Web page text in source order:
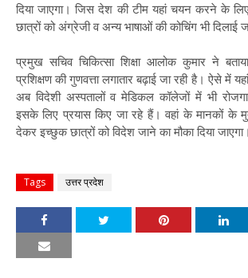
दिया जाएगा। जिस देश की टीम यहां चयन करने के
छात्रों को अंग्रेजी व अन्य भाषाओं की कोचिंग भी दिलाई
प्रमुख सचिव चिकित्सा शिक्षा आलोक कुमार ने
प्रशिक्षण की गुणवत्ता लगातार बढ़ाई जा रही है। ऐसे में
अब विदेशी अस्पतालों व मेडिकल कॉलेजों में भी
इसके लिए प्रयास किए जा रहे हैं। वहां के मानकों के
देकर इच्छुक छात्रों को विदेश जाने का मौका दिया जाएगा।
Tags उत्तर प्रदेश